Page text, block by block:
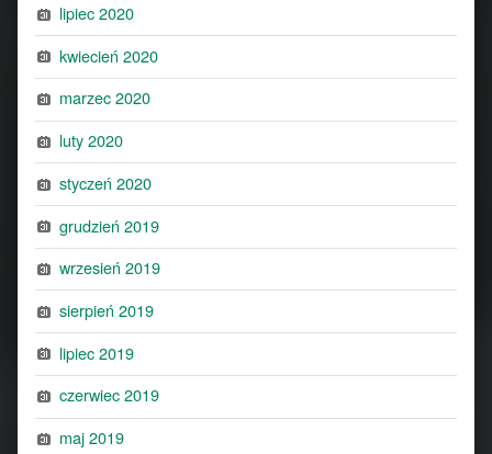
lipiec 2020
kwiecień 2020
marzec 2020
luty 2020
styczeń 2020
grudzień 2019
wrzesień 2019
sierpień 2019
lipiec 2019
czerwiec 2019
maj 2019